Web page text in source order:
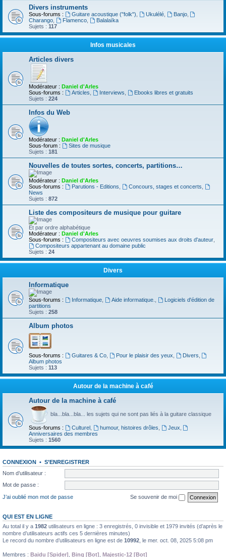
Divers instruments
Sous-forums : Guitare acoustique ("folk") Ukulélé, Banjo,
Charango
Flamenco,
Balalaïka
Sujets : 117
Infos musicales
Articles divers
Modérateur : Daniel d'Arles
Sous-forums :
Articles Interviews
Ebooks libres et gratuits
Sujets : 224
Infos du Web
Modérateur : Daniel d'Arles
Sous-forum :
Sites de musique
Sujets : 181
Nouvelles de toutes sortes, concerts, partitions…
Modérateur : Daniel d'Arles
Sous-forums :
Parutions - Editions Concours, stages et concerts
News
Sujets : 872
Liste des compositeurs de musique pour guitare
Et par ordre alphabétique
Modérateur : Daniel d'Arles
Sous-forums :
Compositeurs avec oeuvres soumises aux droits d'auteur,
Compositeurs appartenant au domaine public
Sujets : 24
Divers
Informatique
Sous-forums : Informatique, Aide informatique.
Logiciels d'édition de
partitions
Sujets : 258
Album photos
Sous-forums : Guitares & Co, Pour le plaisir des yeux Divers
Album photos
Sujets : 113
Autour de la machine à café
Autour de la machine à café
bla...bla...bla... les sujets qui ne sont pas liés à la guitare classique
Sous-forums : Culturel, humour, histoires drôles Jeux
Anniversaires des membres
Sujets : 1560
CONNEXION • S’ENREGISTRER
Nom d’utilisateur :
Mot de passe :
J’ai oublié mon mot de passe
Se souvenir de moi
QUI EST EN LIGNE
Au total il y a 1982 utilisateurs en ligne : 3 enregistrés, 0 invisible et 1979 invités (d’après le
nombre d’utilisateurs actifs ces 5 dernières minutes)
Le record du nombre d’utilisateurs en ligne est de 10992 , le mer. oct. 08, 2025 5:08 pm
Membres : Baidu [Spider] Bing [Bot] Majestic-12 [Bot]